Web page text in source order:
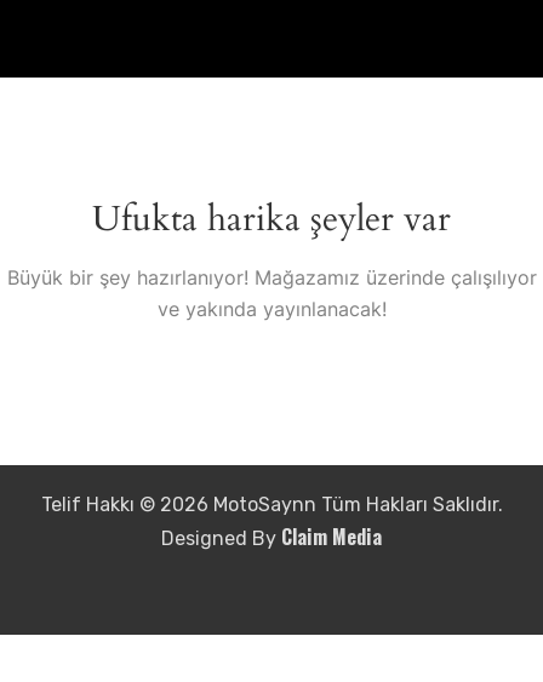
Ufukta harika şeyler var
Büyük bir şey hazırlanıyor! Mağazamız üzerinde çalışılıyor
ve yakında yayınlanacak!
Telif Hakkı © 2026 MotoSaynn Tüm Hakları Saklıdır.
Designed By Claim Media